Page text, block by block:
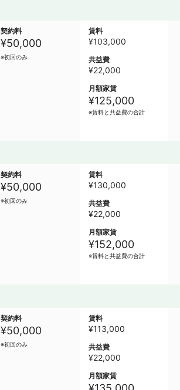
契約料
¥50,000
※初回のみ
賃料
¥103,000
共益費
¥22,000
月額家賃
¥125,000
※賃料と共益費の合計
契約料
¥50,000
※初回のみ
賃料
¥130,000
共益費
¥22,000
月額家賃
¥152,000
※賃料と共益費の合計
契約料
¥50,000
※初回のみ
賃料
¥113,000
共益費
¥22,000
月額家賃